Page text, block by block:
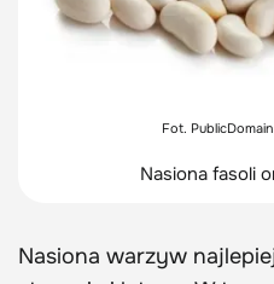
Fot.
Nasiona fasoli
Nasiona warzyw